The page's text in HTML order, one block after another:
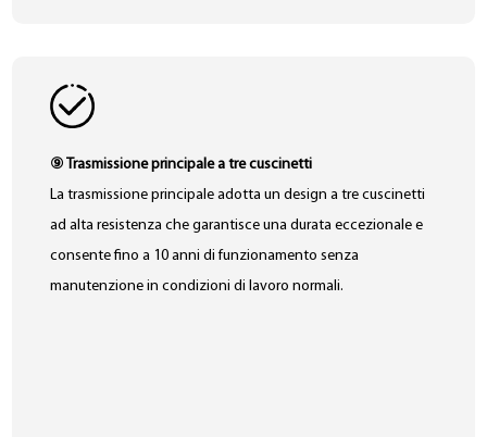
⑨ Trasmissione principale a tre cuscinetti
La trasmissione principale adotta un design a tre cuscinetti
ad alta resistenza che garantisce una durata eccezionale e
consente fino a 10 anni di funzionamento senza
manutenzione in condizioni di lavoro normali.